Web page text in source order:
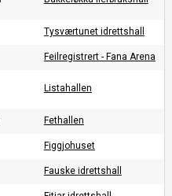
Tysværtunet idrettshall
Feilregistrert - Fana Arena
Listahallen
Fethallen
Figgjohuset
Fauske idrettshall